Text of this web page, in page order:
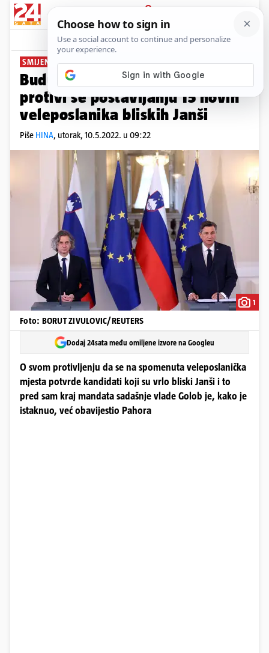
PRIJAVA
News Komentari
SMIJENIT ĆE IH
Budući premijer Slovenije
protivi se postavljanju 15 novih
veleposlanika bliskih Janši
Piše HINA, utorak, 10.5.2022. u 09:22
1
Foto: BORUT ZIVULOVIC/REUTERS
Dodaj 24sata među omiljene izvore na Googleu
O svom protivljenju da se na spomenuta veleposlanička
mjesta potvrde kandidati koji su vrlo bliski Janši i to
pred sam kraj mandata sadašnje vlade Golob je, kako je
istaknuo, već obavijestio Pahora